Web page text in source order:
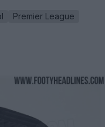
Premier League